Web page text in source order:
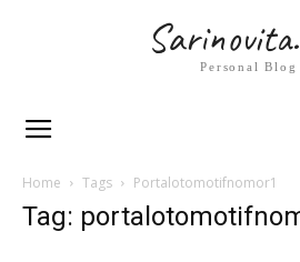
Personal Blog
Home Tags Portalotomotifnomor1
Tag: